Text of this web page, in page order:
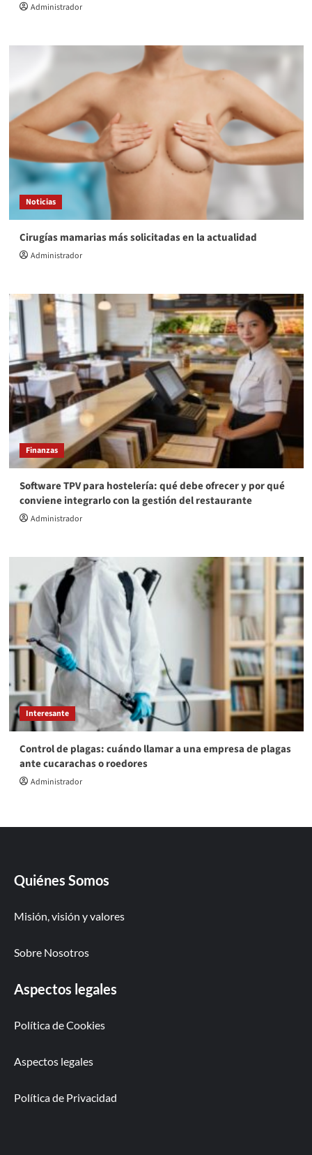
Administrador
Noticias
Cirugías mamarias más solicitadas en la actualidad
Administrador
Finanzas
Software TPV para hostelería: qué debe ofrecer y por qué
conviene integrarlo con la gestión del restaurante
Administrador
Interesante
Control de plagas: cuándo llamar a una empresa de plagas
ante cucarachas o roedores
Administrador
Quiénes Somos
Misión, visión y valores
Sobre Nosotros
Aspectos legales
Política de Cookies
Aspectos legales
Política de Privacidad